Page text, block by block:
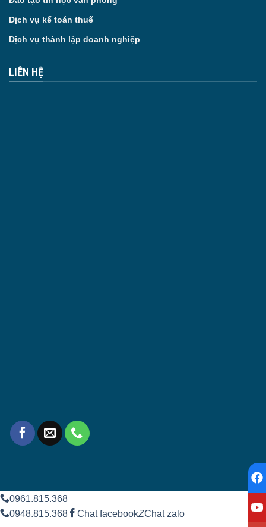
Dịch vụ kế toán thuế
Dịch vụ thành lập doanh nghiệp
LIÊN HỆ
0961.815.368
0948.815.368
Chat facebookZChat zalo